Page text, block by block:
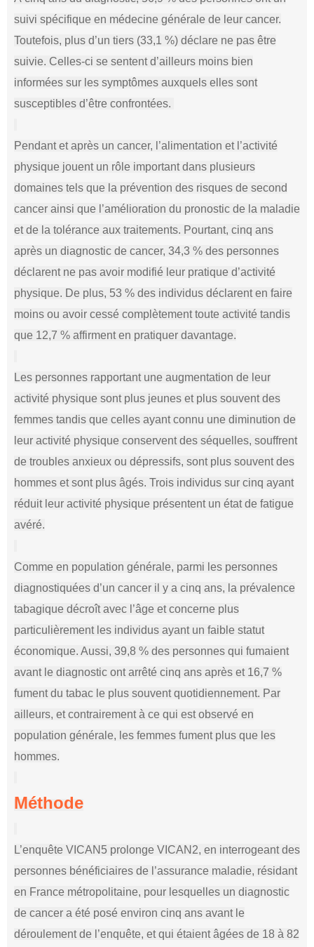
suivi spécifique en médecine générale de leur cancer.
Toutefois, plus d’un tiers (33,1 %) déclare ne pas être
suivie. Celles-ci se sentent d’ailleurs moins bien
informées sur les symptômes auxquels elles sont
susceptibles d’être confrontées.
Pendant et après un cancer, l’alimentation et l’activité
physique jouent un rôle important dans plusieurs
domaines tels que la prévention des risques de second
cancer ainsi que l’amélioration du pronostic de la maladie
et de la tolérance aux traitements. Pourtant, cinq ans
après un diagnostic de cancer, 34,3 % des personnes
déclarent ne pas avoir modifié leur pratique d’activité
physique. De plus, 53 % des individus déclarent en faire
moins ou avoir cessé complètement toute activité tandis
que 12,7 % affirment en pratiquer davantage.
Les personnes rapportant une augmentation de leur
activité physique sont plus jeunes et plus souvent des
femmes tandis que celles ayant connu une diminution de
leur activité physique conservent des séquelles, souffrent
de troubles anxieux ou dépressifs, sont plus souvent des
hommes et sont plus âgés. Trois individus sur cinq ayant
réduit leur activité physique présentent un état de fatigue
avéré.
Comme en population générale, parmi les personnes
diagnostiquées d’un cancer il y a cinq ans, la prévalence
tabagique décroît avec l’âge et concerne plus
particulièrement les individus ayant un faible statut
économique. Aussi, 39,8 % des personnes qui fumaient
avant le diagnostic ont arrêté cinq ans après et 16,7 %
fument du tabac le plus souvent quotidiennement. Par
ailleurs, et contrairement à ce qui est observé en
population générale, les femmes fument plus que les
hommes.
Méthode
L’enquête VICAN5 prolonge VICAN2, en interrogeant des
personnes bénéficiaires de l’assurance maladie, résidant
en France métropolitaine, pour lesquelles un diagnostic
de cancer a été posé environ cinq ans avant le
déroulement de l’enquête, et qui étaient âgées de 18 à 82